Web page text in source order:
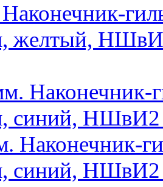
желтый,
Наконечник-
синий,